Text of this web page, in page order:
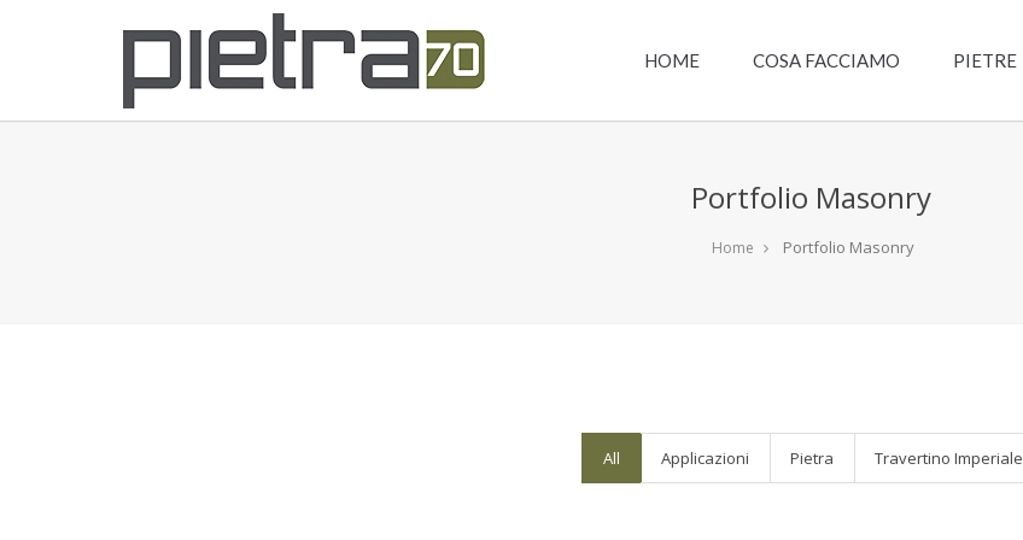
HOME COSA FACCIAMO PIETRE
Portfolio Masonry
Home Portfolio Masonry
All Applicazioni Pietra Travertino Imperiale